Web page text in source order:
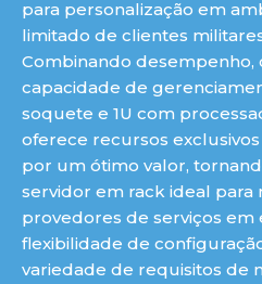
para personalização em
limitado de clientes
Combinando desempenho,
capacidade de
soquete e 1U com
oferece recursos
por um ótimo valor,
servidor em rack ideal para
provedores de serviços em
flexibilidade de
variedade de requisitos de